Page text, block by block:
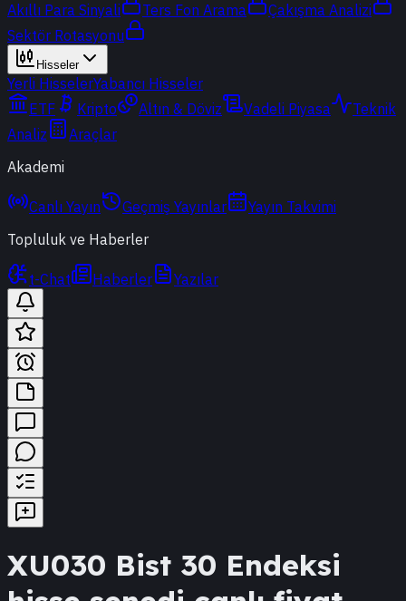
Akıllı Para Sinyali
Ters Fon Arama
Çakışma Analizi
Sektör Rotasyonu
Hisseler
Yerli HisselerYabancı Hisseler
ETF
Kripto Altın & Döviz Vadeli Piyasa
Teknik
Analiz
Araçlar
Akademi
Canlı Yayın Geçmiş Yayınlar
Yayın Takvimi
Topluluk ve Haberler
t-Chat Haberler Yazılar
XU030 Bist 30 Endeksi